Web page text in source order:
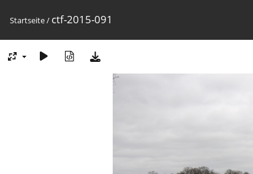
Startseite/ ctf-2015-091